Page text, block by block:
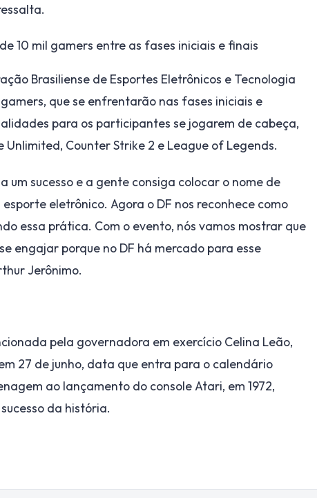
10 mil gamers entre as fases iniciais e finais
Brasiliense de Esportes Eletrônicos e Tecnologia
que se enfrentarão nas fases iniciais e
para os participantes se jogarem de cabeça,
Unlimited, Counter Strike 2 e League of Legends.
um sucesso e a gente consiga colocar o nome de
eletrônico. Agora o DF nos reconhece como
essa prática. Com o evento, nós vamos mostrar que
engajar porque no DF há mercado para esse
Jerônimo.
pela governadora em exercício Celina Leão,
27 de junho, data que entra para o calendário
ao lançamento do console Atari, em 1972,
da história.